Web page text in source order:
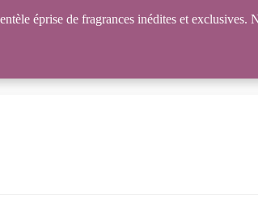
éprise de fragrances inédites et